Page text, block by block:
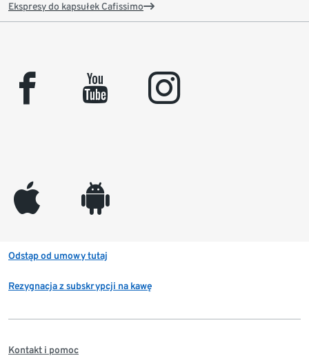
Ekspresy do kapsułek Cafissimo
facebook youtube instagram
appleinc android
Odstąp od umowy tutaj
Rezygnacja z subskrypcji na kawę
Kontakt i pomoc